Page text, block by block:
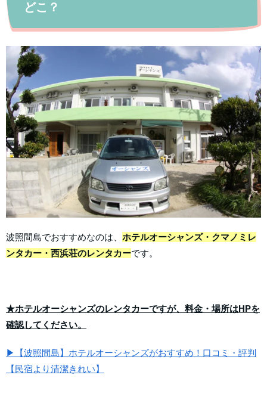
どこ？
波照間島でおすすめなのは、 ホテルオーシャンズ・クマノミレ
ンタカー・西浜荘のレンタカーです。
★ホテルオーシャンズのレンタカーですが、料金・場所はHPを
確認してください。
▶【波照間島】ホテルオーシャンズがおすすめ！口コミ・評判
【民宿より清潔きれい】